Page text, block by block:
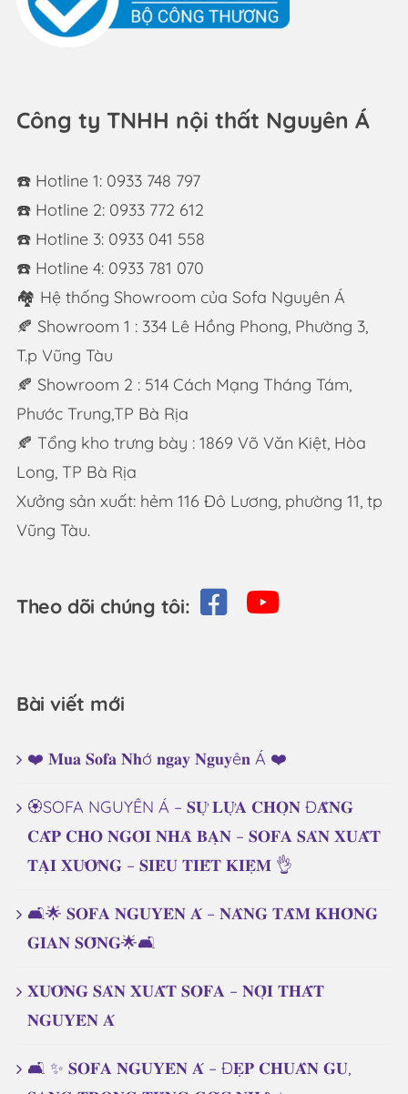
Công ty TNHH nội thất Nguyên Á
☎️ Hotline 1: 0933 748 797
☎️ Hotline 2: 0933 772 612
☎️ Hotline 3: 0933 041 558
☎️ Hotline 4: 0933 781 070
🏘 Hệ thống Showroom của Sofa Nguyên Á
🍂 Showroom 1 : 334 Lê Hồng Phong, Phường 3,
T.p Vũng Tàu
🍂 Showroom 2 : 514 Cách Mạng Tháng Tám,
Phước Trung,TP Bà Rịa
🍂 Tổng kho trưng bày : 1869 Võ Văn Kiệt, Hòa
Long, TP Bà Rịa
Xưởng sản xuất: hẻm 116 Đô Lương, phường 11, tp
Vũng Tàu.
Theo dõi chúng tôi:
Bài viết mới
❤️ 𝐌𝐮𝐚 𝐒𝐨𝐟𝐚 𝐍𝐡ớ 𝐧𝐠𝐚𝐲 𝐍𝐠𝐮𝐲ê𝐧 Á ❤️
🏵️SOFA NGUYÊN Á – 𝐒𝐔̛̣ 𝐋𝐔̛̣𝐀 𝐂𝐇𝐎̣𝐍 Đ𝐀̆̉𝐍𝐆
𝐂𝐀̂́𝐏 𝐂𝐇𝐎 𝐍𝐆𝐎̂𝐈 𝐍𝐇𝐀̀ 𝐁𝐀̣𝐍 – 𝐒𝐎𝐅𝐀 𝐒𝐀̉𝐍 𝐗𝐔𝐀̂́𝐓
𝐓𝐀̣𝐈 𝐗𝐔̛𝐎̛̉𝐍𝐆 – 𝐒𝐈𝐄̂𝐔 𝐓𝐈𝐄̂́𝐓 𝐊𝐈𝐄̣̂𝐌 👌
🛋️🌟 𝐒𝐎𝐅𝐀 𝐍𝐆𝐔𝐘𝐄̂𝐍 𝐀́ – 𝐍𝐀̂𝐍𝐆 𝐓𝐀̂̀𝐌 𝐊𝐇𝐎̂𝐍𝐆
𝐆𝐈𝐀𝐍 𝐒𝐎̂́𝐍𝐆🌟🛋️
𝐗𝐔̛𝐎̛̉𝐍𝐆 𝐒𝐀̉𝐍 𝐗𝐔𝐀̂́𝐓 𝐒𝐎𝐅𝐀 – 𝐍𝐎̣̂𝐈 𝐓𝐇𝐀̂́𝐓
𝐍𝐆𝐔𝐘𝐄̂𝐍 𝐀́
🛋️ ✨ 𝐒𝐎𝐅𝐀 𝐍𝐆𝐔𝐘𝐄̂𝐍 𝐀́ – Đ𝐄̣𝐏 𝐂𝐇𝐔𝐀̂̉𝐍 𝐆𝐔,